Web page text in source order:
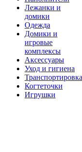
Лежанки и
домики
Одежда
Домики и
игровые
комплексы
Аксессуары
Уход и гигиена
Транспортировка
Когтеточки
Игрушки